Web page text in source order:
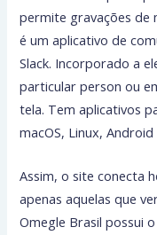
permite gravações de
é um aplicativo de
Slack. Incorporado a
particular person ou
tela. Tem aplicativos
macOS, Linux, Android
Assim, o site conecta
apenas aquelas que
Omegle Brasil possui